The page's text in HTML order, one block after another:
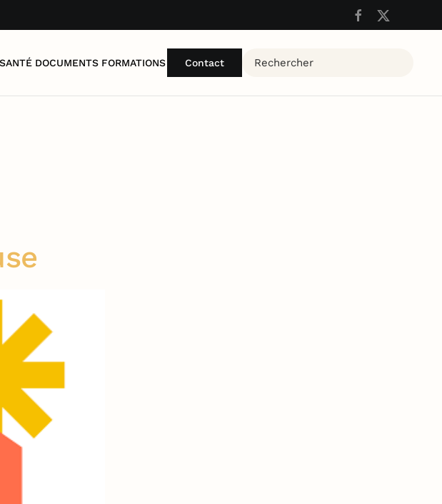
DOCUMENTS FORMATIONS Contact